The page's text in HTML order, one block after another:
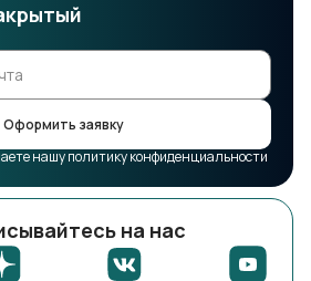
Оформить заявку
нашу политику конфиденциальности
на нас